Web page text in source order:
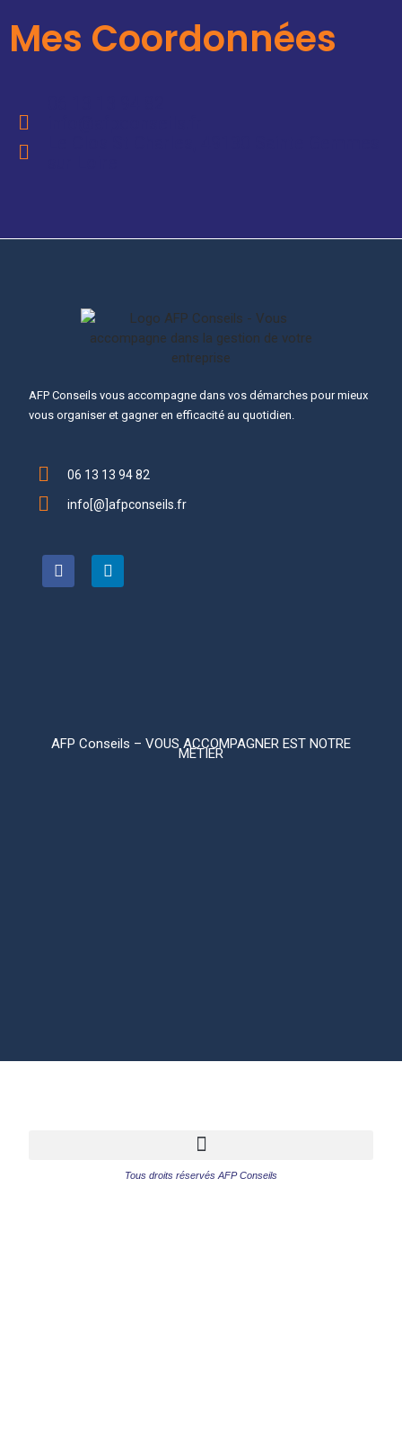
Mes Coordonnées
AFP Conseils vous accompagne dans vos démarches pour mieux
vous organiser et gagner en efficacité au quotidien.
06 13 13 94 82
info[@]afpconseils.fr
AFP Conseils – VOUS ACCOMPAGNER EST NOTRE
MÉTIER
Tous droits réservés AFP Conseils